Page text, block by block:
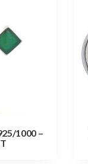
1000 –